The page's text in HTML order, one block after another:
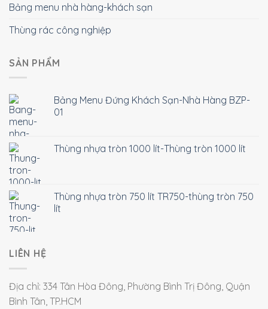
Bảng menu nhà hàng-khách sạn
Thùng rác công nghiệp
SẢN PHẨM
Bảng Menu Đứng Khách Sạn-Nhà Hàng BZP-
01
Thùng nhựa tròn 1000 lít-Thùng tròn 1000 lít
Thùng nhựa tròn 750 lít TR750-thùng tròn 750
lít
LIÊN HỆ
Địa chỉ: 334 Tân Hòa Đông, Phường Bình Trị Đông, Quận
Bình Tân, TP.HCM